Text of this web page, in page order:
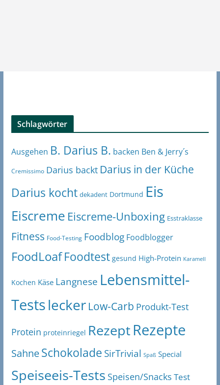
Schlagwörter
Ausgehen B. Darius B. backen Ben & Jerry´s
Cremissimo Darius backt Darius in der Küche
Darius kocht dekadent Dortmund Eis
Eiscreme Eiscreme-Unboxing Esstraklasse
Fitness Food-Testing Foodblog Foodblogger
FoodLoaf Foodtest gesund High-Protein Karamell
Kochen Käse Langnese Lebensmittel-
Testslecker Low-Carb Produkt-Test
Protein proteinriegel RezeptRezepte
SahneSchokolade SirTrivial Spaß Special
Speiseeis-Tests Speisen/Snacks Test